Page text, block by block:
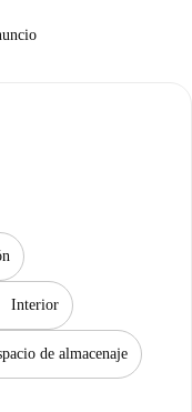
Interior
de almacenaje